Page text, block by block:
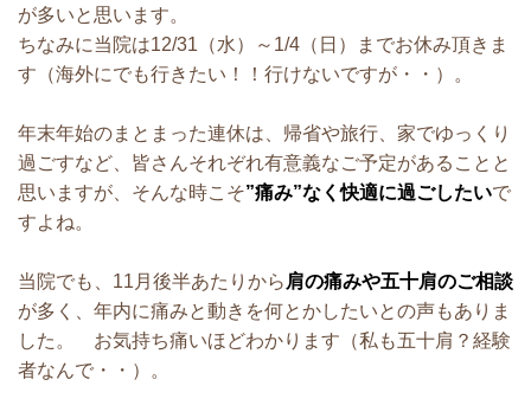
が多いと思います。
ちなみに当院は12/31（水）～1/4（日）までお休み頂きま
す（海外にでも行きたい！！行けないですが・・）。
年末年始のまとまった連休は、帰省や旅行、家でゆっくり
過ごすなど、皆さんそれぞれ有意義なご予定があることと
思いますが、そんな時こそ”痛み”なく快適に過ごしたいで
すよね。
当院でも、11月後半あたりから 肩の痛みや五十肩のご相談
が多く、年内に痛みと動きを何とかしたいとの声もありま
した。 お気持ち痛いほどわかります（私も五十肩？経験
者なんで・・）。